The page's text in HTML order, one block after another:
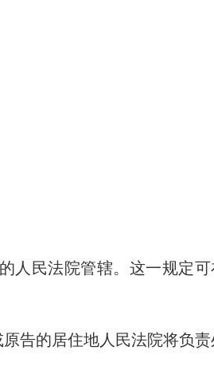
人民法院管辖。这一规定可
告的居住地人民法院将负责